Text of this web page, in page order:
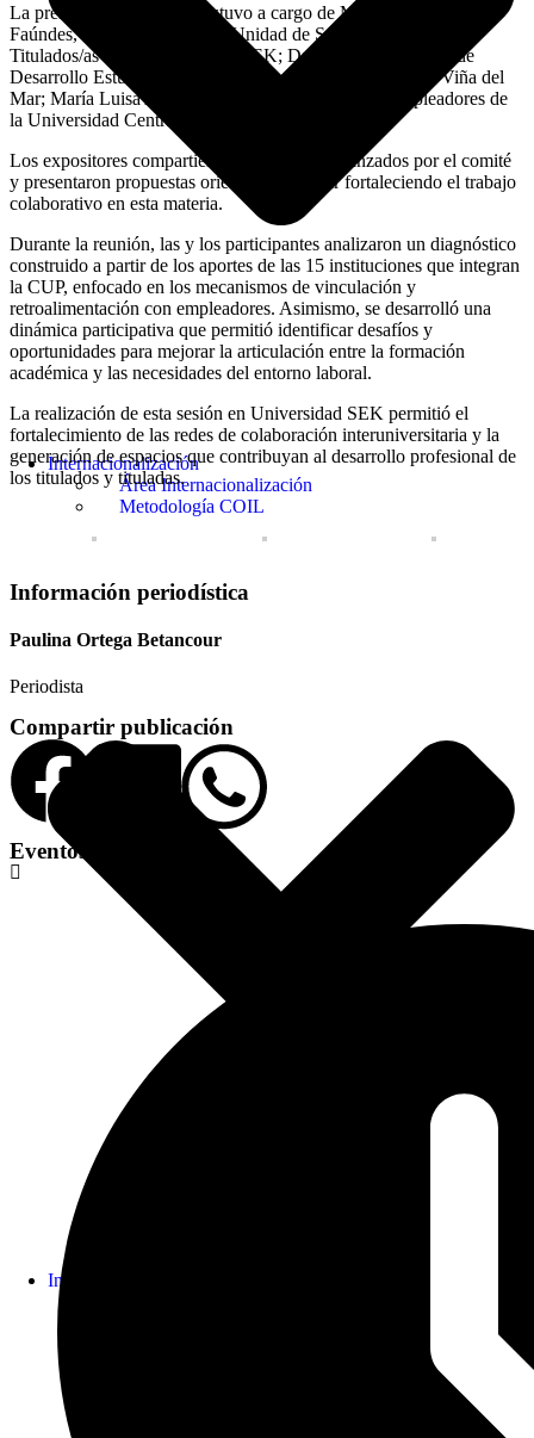
Internacionalización
Área Internacionalización
Metodología COIL
Investigación
La presentación principal estuvo a cargo de María Alejandra
Faúndes, Coordinadora de la Unidad de Seguimiento de
Titulados/as de la Universidad SEK; Daniel Tello, Director de
Desarrollo Estudiantil y Exalumnos de la Universidad de Viña del
Mar; María Luisa Appelgren, Jefa de Egresados y Empleadores de
la Universidad Central de Chile.
Los expositores compartieron los avances alcanzados por el comité
y presentaron propuestas orientadas a seguir fortaleciendo el trabajo
colaborativo en esta materia.
Durante la reunión, las y los participantes analizaron un diagnóstico
construido a partir de los aportes de las 15 instituciones que integran
la CUP, enfocado en los mecanismos de vinculación y
retroalimentación con empleadores. Asimismo, se desarrolló una
dinámica participativa que permitió identificar desafíos y
oportunidades para mejorar la articulación entre la formación
académica y las necesidades del entorno laboral.
La realización de esta sesión en Universidad SEK permitió el
fortalecimiento de las redes de colaboración interuniversitaria y la
generación de espacios que contribuyan al desarrollo profesional de
los titulados y tituladas.
Información periodística
Paulina Ortega Betancour
Periodista
Compartir publicación
Eventos del mes